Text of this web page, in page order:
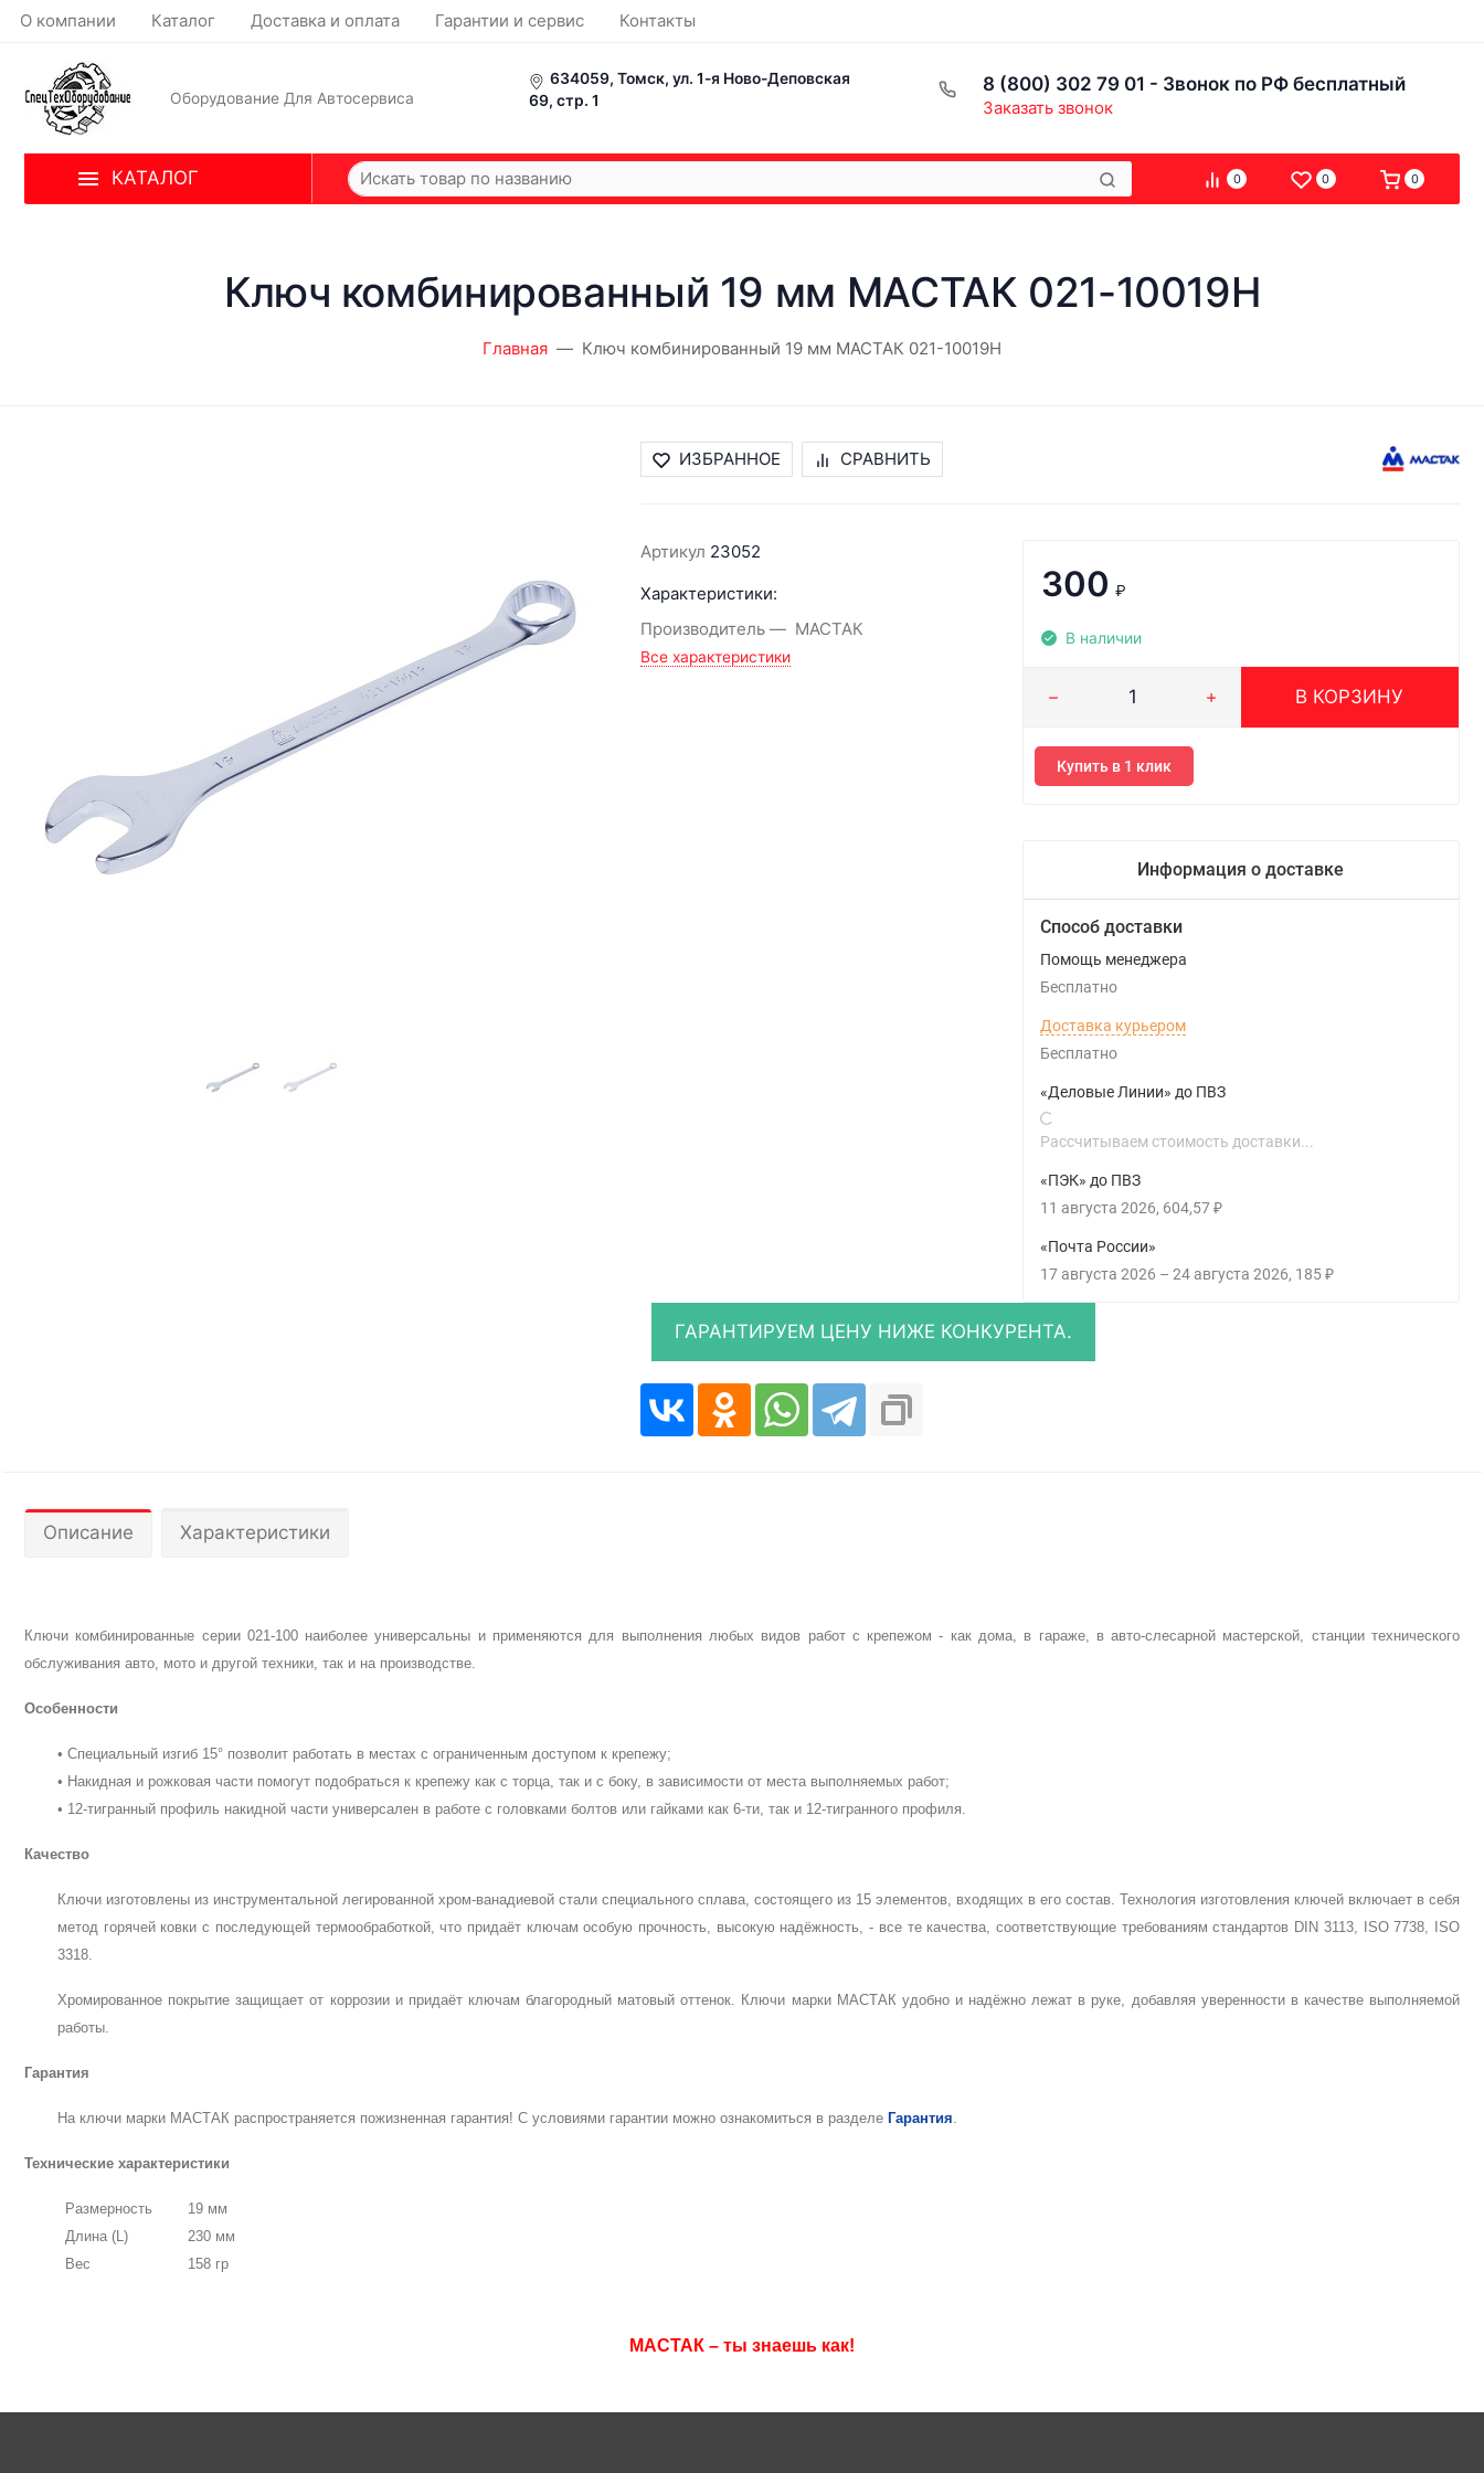
О компании Каталог Доставка и оплата Гарантии и сервис Контакты
Оборудование Для Автосервиса
634059, Томск, ул. 1-я Ново-Деповская
69, стр. 1
8 (800) 302 79 01 - Звонок по РФ бесплатный
Заказать звонок
КАТАЛОГ 0 0 0
Ключ комбинированный 19 мм МАСТАК 021-10019H
Главная Ключ комбинированный 19 мм МАСТАК 021-10019H
ИЗБРАННОЕ СРАВНИТЬ
Артикул 23052
Характеристики:
Производитель
МАСТАК
Все характеристики
300 ₽
В наличии
В КОРЗИНУ
Купить в 1 клик
Информация о доставке
Способ доставки
Помощь менеджера
Бесплатно
Доставка курьером
Бесплатно
«Деловые Линии» до ПВЗ
Рассчитываем стоимость доставки...
«ПЭК» до ПВЗ
11 августа 2026 604,57₽
«Почта России»
17 августа 2026 – 24 августа 2026 185₽
Описание Характеристики
Ключи комбинированные серии 021-100 наиболее универсальны и применяются для выполнения любых видов работ с крепежом - как дома, в гараже, в авто-слесарной мастерской, станции технического
обслуживания авто, мото и другой техники, так и на производстве.
Особенности
• Специальный изгиб 15° позволит работать в местах с ограниченным доступом к крепежу;
• Накидная и рожковая части помогут подобраться к крепежу как с торца, так и с боку, в зависимости от места выполняемых работ;
• 12-тигранный профиль накидной части универсален в работе с головками болтов или гайками как 6-ти, так и 12-тигранного профиля.
Качество
Ключи изготовлены из инструментальной легированной хром-ванадиевой стали специального сплава, состоящего из 15 элементов, входящих в его состав. Технология изготовления ключей включает в себя
метод горячей ковки с последующей термообработкой, что придаёт ключам особую прочность, высокую надёжность, - все те качества, соответствующие требованиям стандартов DIN 3113, ISO 7738, ISO
3318.
Хромированное покрытие защищает от коррозии и придаёт ключам благородный матовый оттенок. Ключи марки МАСТАК удобно и надёжно лежат в руке, добавляя уверенности в качестве выполняемой
работы.
Гарантия
На ключи марки МАСТАК распространяется пожизненная гарантия! С условиями гарантии можно ознакомиться в разделе Гарантия
Технические характеристики
Размерность 19 мм
Длина (L)
230 мм
Вес
158 гр
МАСТАК – ты знаешь как!